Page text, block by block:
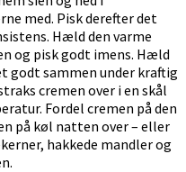
med. Pisk derefter det
Hæld den varme
og pisk godt imens. Hæld
godt sammen under kraftig
cremen over i en skål
Fordel cremen på den
på køl natten over – eller
hakkede mandler og